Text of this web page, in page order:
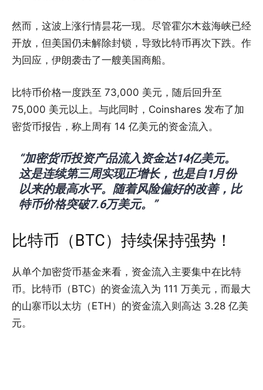
然而，这波上涨行情昙花一现。尽管霍尔木兹海峡已经
开放，但美国仍未解除封锁，导致比特币再次下跌。作
为回应，伊朗袭击了一艘美国商船。
比特币价格一度跌至 73,000 美元，随后回升至
75,000 美元以上。与此同时，Coinshares 发布了加
密货币报告，称上周有 14 亿美元的资金流入。
“加密货币投资产品流入资金达14亿美元。
这是连续第三周实现正增长，也是自1月份
以来的最高水平。随着风险偏好的改善，比
特币价格突破7.6万美元。”
比特币（BTC）持续保持强势！
从单个加密货币基金来看，资金流入主要集中在比特
币。比特币（BTC）的资金流入为 111 万美元，而最大
的山寨币以太坊（ETH）的资金流入则高达 3.28 亿美
元。